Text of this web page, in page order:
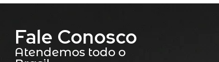
Fale Conosco
Atendemos todo o